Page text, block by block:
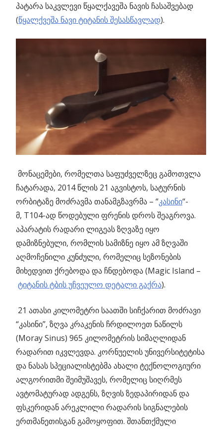
პატარა საკვლევი წყალქავეშა ნავის ჩასაშვებად
(წყალქვეშა ნავი ტიტანის შესასწავლად).
მონაცემები, რომელთა საფუძველზეც გამოთვლა
ჩატარადა, 2014 წლის 21 აგვისტოს, სატურნის
ორბიტაზე მოძრავმა თანამგზავრმა – “კასინი“-
მ, T104-ად წოდებული ფრენის დროს შეაგროვა.
აპარატის რადარი ლიგეას ზღვაზე იყო
დამიზნებული, რომლის სამიზნე იყო ამ ზღვაში
აღმოჩენილი კუნძული, რომელიც სეზონების
მიხედვით ქრებოდა და ჩნდებოდა (Magic Island –
ტიტანის ტბის უჩვეულო დეტალი გაქრა).
21 ათასი კილომეტრი საათში სიჩქარით მოძრავი
“კასინი”, ზღვა კრაკენის ჩრდილოეთ ნაწილს
(Moray Sinus) 965 კილომეტრის სიმაღლიდან
რადარით იკვლევდა. კორნუელის უნივერსიტეტისა
და ნასას სპეციალისტებმა ახალი ტექნოლოგიური
ალგორითმი შეიმუშავეს, რომელიც სიღრმეს
ავტომატურად ადგენს, ზღვის ზედაპირიდან და
ფსკერიდან არეკლილი რადარის სიგნალების
ერთმანეთისგან გამოყოფით. შთანთქმული